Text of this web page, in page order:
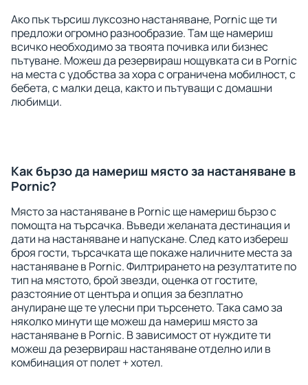
Ако пък търсиш луксозно настаняване, Pornic ще ти
предложи огромно разнообразие. Там ще намериш
всичко необходимо за твоята почивка или бизнес
пътуване. Можеш да резервираш нощувката си в Pornic
на места с удобства за хора с ограничена мобилност, с
бебета, с малки деца, както и пътуващи с домашни
любимци.
Как бързо да намериш място за настаняване в
Pornic?
Място за настаняване в Pornic ще намериш бързо с
помощта на търсачка. Въведи желаната дестинация и
дати на настаняване и напускане. След като избереш
броя гости, търсачката ще покаже наличните места за
настаняване в Pornic. Филтрирането на резултатите по
тип на мястото, брой звезди, оценка от гостите,
разстояние от центъра и опция за безплатно
анулиране ще те улесни при търсенето. Така само за
няколко минути ще можеш да намериш място за
настаняване в Pornic. В зависимост от нуждите ти
можеш да резервираш настаняване отделно или в
комбинация от полет + хотел.